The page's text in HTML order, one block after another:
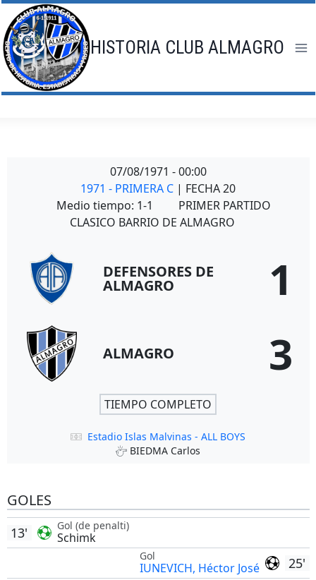
Saltar
al
contenido
HISTORIA CLUB ALMAGRO
07/08/1971 - 00:00
1971 - PRIMERA C | FECHA 20
Medio tiempo: 1-1
PRIMER PARTIDO
CLASICO BARRIO DE ALMAGRO
DEFENSORES DE
ALMAGRO 1
ALMAGRO 3
TIEMPO COMPLETO
Estadio Islas Malvinas - ALL BOYS
BIEDMA Carlos
GOLES
Gol (de penalti)
Schimk
13'
25'
Gol
IUNEVICH, Héctor José